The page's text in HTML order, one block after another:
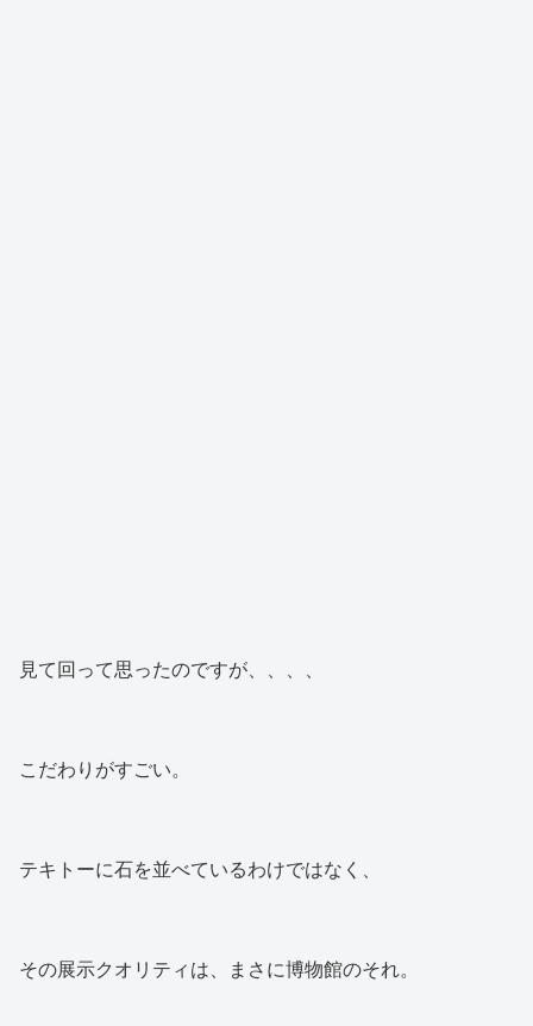
見て回って思ったのですが、、、、
こだわりがすごい。
テキトーに石を並べているわけではなく、
その展示クオリティは、まさに博物館のそれ。